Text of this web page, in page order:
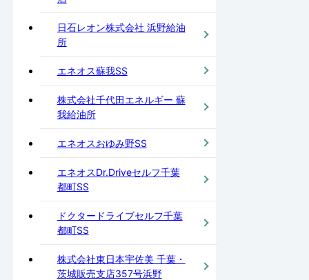
日石レオン株式会社 浜野給油
所
エネオス蘇我SS
株式会社千代田エネルギー 蘇
我給油所
エネオスおゆみ野SS
エネオスDr.Driveセルフ千葉
都町SS
ドクタードライブセルフ千葉
都町SS
株式会社東日本宇佐美 千葉・
茨城販売支店357号浜野